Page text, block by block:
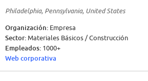
Philadelphia, Pennsylvania, United States
Organización: Empresa
Sector: Materiales Básicos / Construcción
Empleados: 1000+
Web corporativa